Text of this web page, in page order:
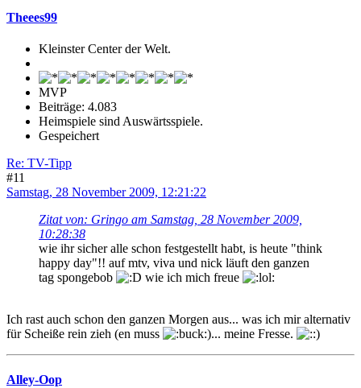
Theees99
Kleinster Center der Welt.
MVP
Beiträge: 4.083
Heimspiele sind Auswärtsspiele.
Gespeichert
Re: TV-Tipp
#11
Samstag, 28 November 2009, 12:21:22
Zitat von: Gringo am Samstag, 28 November 2009,
10:28:38
wie ihr sicher alle schon festgestellt habt, is heute "think
happy day"!! auf mtv, viva und nick läuft den ganzen
tag spongebob
wie ich mich freue
Ich rast auch schon den ganzen Morgen aus... was ich mir alternativ
für Scheiße rein zieh (en muss
)... meine Fresse.
Alley-Oop